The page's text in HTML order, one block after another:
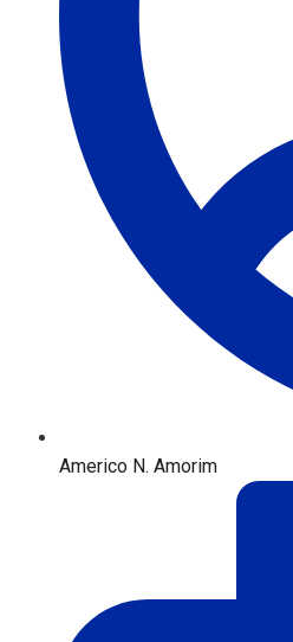
Americo N. Amorim